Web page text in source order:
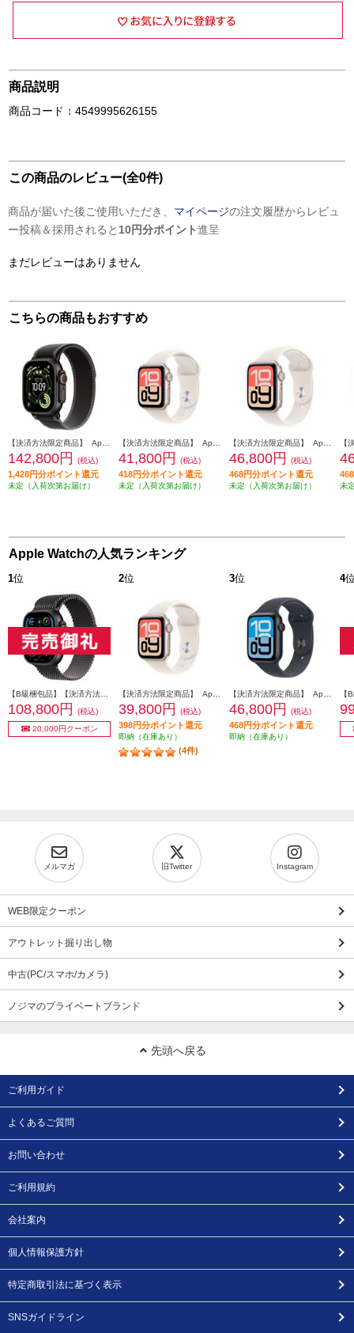
商品説明
商品コード：4549995626155
この商品のレビュー(全0件)
商品が届いた後ご使用いただき、 マイページの注文履歴からレビュ
ー投稿＆採用されると 10円分ポイント進呈
まだレビューはありません
こちらの商品もおすすめ
142,800円 (税込)
1,428円分ポイント還元
未定（入荷次第お届け）
41,800円 (税込)
418円分ポイント還元
未定（入荷次第お届け）
46,800円 (税込)
468円分ポイント還元
未定（入荷次第お届け） 未
Apple Watchの人気ランキング
1位
108,800円
(税込)
20,000円クーポン
2位
39,800円 (税込)
398円分ポイント還元
即納（在庫あり）
(4件)
3位
46,800円 (税込)
468円分ポイント還元
即納（在庫あり）
4
メルマガ 旧Twitter Instagram
WEB限定クーポン
アウトレット掘り出し物
中古(PC/スマホ/カメラ)
ノジマのプライベートブランド
先頭へ戻る
ご利用ガイド
よくあるご質問
お問い合わせ
ご利用規約
会社案内
個人情報保護方針
特定商取引法に基づく表示
SNSガイドライン